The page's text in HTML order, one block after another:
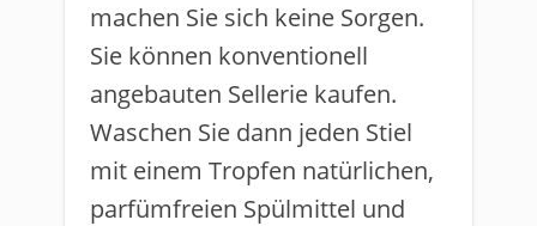
machen Sie sich keine Sorgen.
Sie können konventionell
angebauten Sellerie kaufen.
Waschen Sie dann jeden Stiel
mit einem Tropfen natürlichen,
parfümfreien Spülmittel und